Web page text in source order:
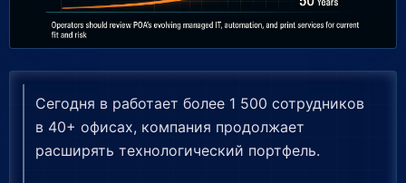
Сегодня в работает более 1 500 сотрудников
в 40+ офисах, компания продолжает
расширять технологический портфель.